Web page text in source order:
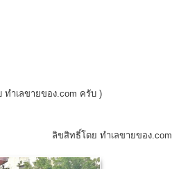
ทำเลขายของ.com ครับ )
ลิขสิทธิ์โดย ทำเลขายของ.com